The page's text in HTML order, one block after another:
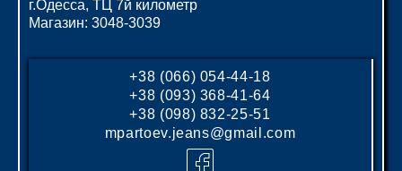
г.Одесса, ТЦ 7й километр
Магазин: 3048-3039
+38 (066) 054-44-18
+38 (093) 368-41-64
+38 (098) 832-25-51
mpartoev.jeans@gmail.com